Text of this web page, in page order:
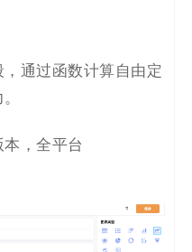
通过函数计算自由定
，全平台